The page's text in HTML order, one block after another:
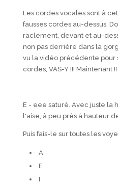
Les cordes vocales sont à
fausses cordes au-dessus.
raclement, devant et au-
non pas derrière dans la
vu la vidéo précédente pour
cordes, VAS-Y !!! Maintenant !!
E - eee saturé. Avec juste la
l'aise, à peu près à hauteur
Puis fais-le sur toutes les
A
E
I